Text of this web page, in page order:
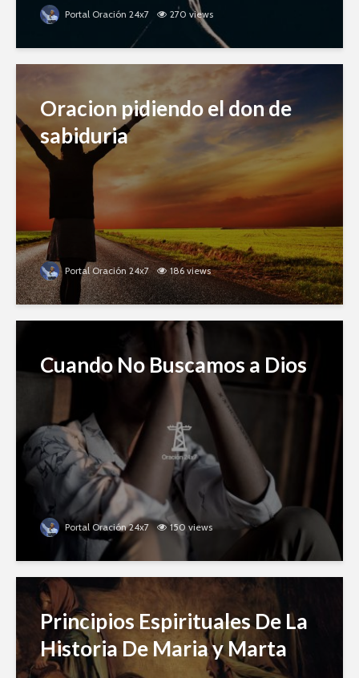
Portal Oración 24x7 270 views
Oracion pidiendo el don de
sabiduria
Portal Oración 24x7 186 views
Cuando No Buscamos a Dios
Portal Oración 24x7 150 views
Principios Espirituales De La
Historia De Maria y Marta